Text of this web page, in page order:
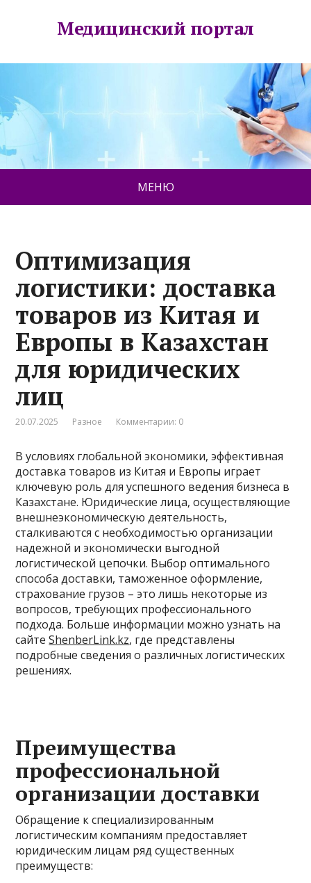
Медицинский портал
МЕНЮ
Оптимизация
логистики: доставка
товаров из Китая и
Европы в Казахстан
для юридических
лиц
20.07.2025 Разное Комментарии: 0
В условиях глобальной экономики, эффективная
доставка товаров из Китая и Европы играет
ключевую роль для успешного ведения бизнеса в
Казахстане. Юридические лица, осуществляющие
внешнеэкономическую деятельность,
сталкиваются с необходимостью организации
надежной и экономически выгодной
логистической цепочки. Выбор оптимального
способа доставки, таможенное оформление,
страхование грузов – это лишь некоторые из
вопросов, требующих профессионального
подхода. Больше информации можно узнать на
сайтеShenberLink.kz, где представлены
подробные сведения о различных логистических
решениях.
Преимущества
профессиональной
организации доставки
Обращение к специализированным
логистическим компаниям предоставляет
юридическим лицам ряд существенных
преимуществ: